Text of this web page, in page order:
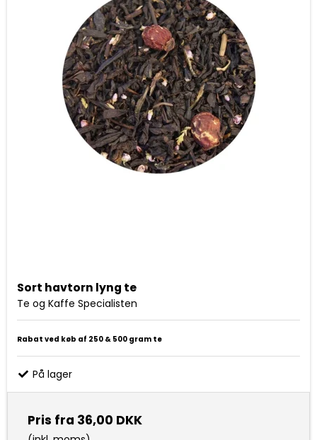
Sort havtorn lyng te
Te og Kaffe Specialisten
Rabat ved køb af 250 & 500 gram te
På lager
Pris fra 36,00 DKK